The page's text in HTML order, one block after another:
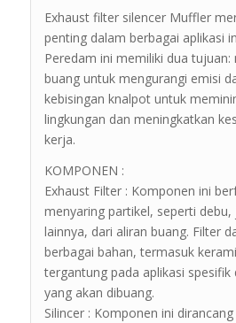
Exhaust filter silencer Muffler
penting dalam berbagai aplikasi
Peredam ini memiliki dua tujuan:
buang untuk mengurangi emisi
kebisingan knalpot untuk
lingkungan dan meningkatkan
kerja.
KOMPONEN :
Exhaust Filter : Komponen ini
menyaring partikel, seperti
lainnya, dari aliran buang. Filter
berbagai bahan, termasuk
tergantung pada aplikasi spesifik
yang akan dibuang.
Silincer : Komponen ini